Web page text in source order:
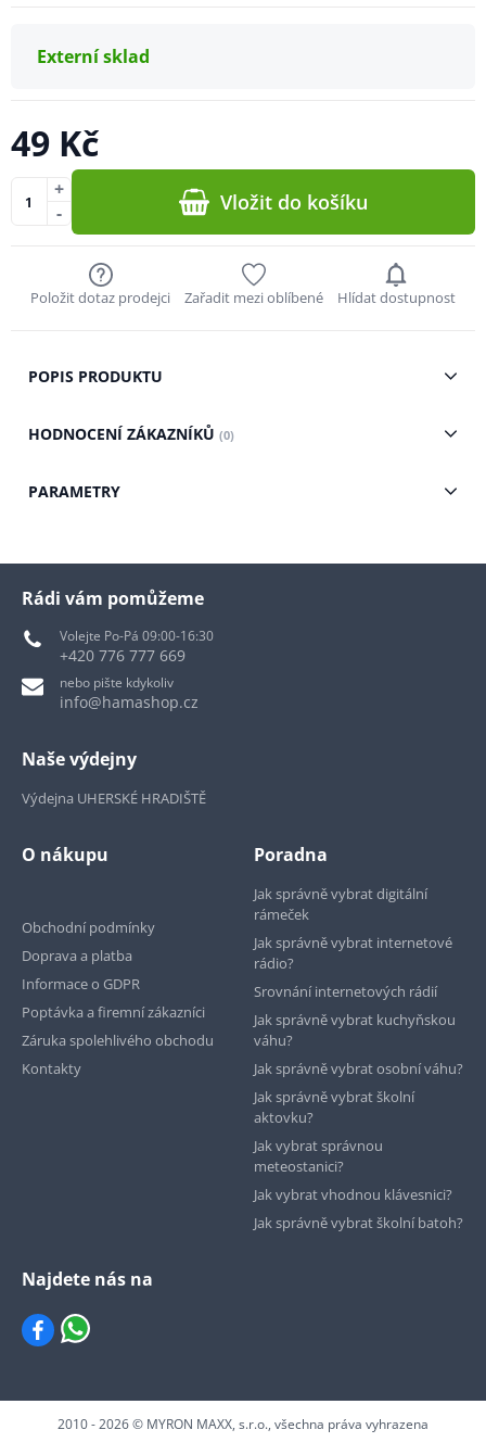
Externí sklad
49 Kč
-
+ Vložit do košíku
Položit dotaz prodejci Zařadit mezi oblíbené Hlídat dostupnost
POPIS PRODUKTU
HODNOCENÍ ZÁKAZNÍKŮ (0)
PARAMETRY
Rádi vám pomůžeme
Volejte Po-Pá 09:00-16:30
+420 776 777 669
nebo pište kdykoliv
info@hamashop.cz
Naše výdejny
Výdejna UHERSKÉ HRADIŠTĚ
O nákupu
Obchodní podmínky
Doprava a platba
Informace o GDPR
Poptávka a firemní zákazníci
Záruka spolehlivého obchodu
Kontakty
Poradna
Jak správně vybrat digitální
rámeček
Jak správně vybrat internetové
rádio?
Srovnání internetových rádií
Jak správně vybrat kuchyňskou
váhu?
Jak správně vybrat osobní váhu?
Jak správně vybrat školní
aktovku?
Jak vybrat správnou
meteostanici?
Jak vybrat vhodnou klávesnici?
Jak správně vybrat školní batoh?
Najdete nás na
2010 - 2026 © MYRON MAXX, s.r.o., všechna práva vyhrazena